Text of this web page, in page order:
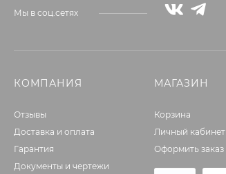
Мы в соц.сетях
КОМПАНИЯ
Отзывы
Доставка и оплата
Гарантия
Документы и чертежи
МАГАЗИН
Корзина
Личный кабинет
Оформить заказ